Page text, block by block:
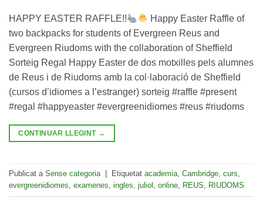
HAPPY EASTER RAFFLE!!
Happy Easter Raffle of
two backpacks for students of Evergreen Reus and
Evergreen Riudoms with the collaboration of Sheffield
Sorteig Regal Happy Easter de dos motxilles pels alumnes
de Reus i de Riudoms amb la col·laboració de Sheffield
(cursos d’idiomes a l’estranger) sorteig #raffle #present
#regal #happyeaster #evergreenidiomes #reus #riudoms
CONTINUAR LLEGINT →
Publicat a Sense categoria Etiquetat academia Cambridge curs
evergreenidiomes examenes ingles juliol online REUS RIUDOMS